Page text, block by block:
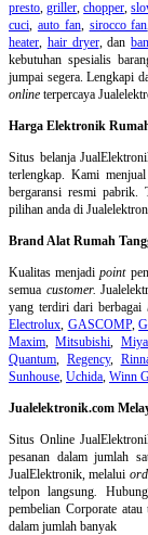
presto,griller,chopper,
cuci, auto fan, sirocco fan
heater, hair dryer, dan
kebutuhan spesialis
jumpai segera. Lengkapi
online terpercaya
Harga Elektronik
Situs belanja
terlengkap. Kami
bergaransi resmi pabrik.
pilihan anda di
Brand Alat Rumah
Kualitas menjadipoint
semua customer.
yang terdiri dari berbagai
Electrolux, GASCOMP,
Maxim,Mitsubishi,
Quantum, Regency,
Sunhouse, Uchida, Winn
Jualelektronik.com
Situs Online
pesanan dalam jumlah
JualElektronik, melalui
telpon langsung.
pembelian Corporate
dalam jumlah banyak